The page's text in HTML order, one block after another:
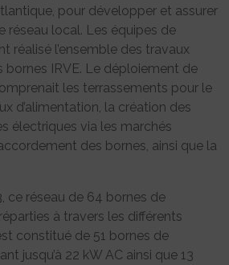
pour développer et assurer
réseau local. Les équipes de
réalisé l’ensemble des travaux
bornes IRVE. Le déploiement de
les terrassements pour le
d’alimentation, la création des
électriques via les marchés
des bornes, ainsi que la
ce réseau de 64 bornes de
à travers les différents
constitué de 51 bornes de
jusqu’à 22 kW AC ainsi que 13